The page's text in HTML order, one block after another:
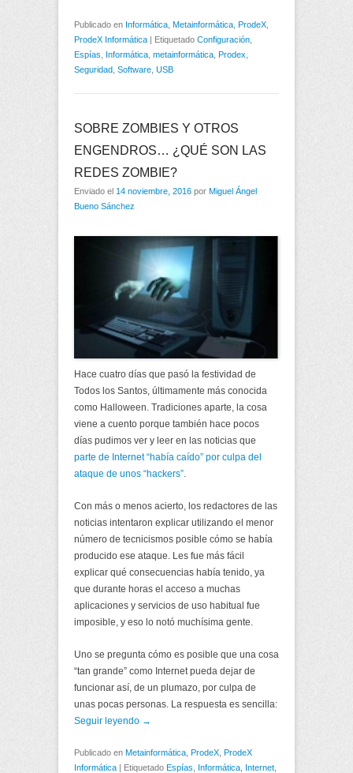
Publicado en Informática Metainformática ProdeX
ProdeX Informática
Etiquetado Configuración
Espías
Informática metainformática Prodex
Seguridad Software USB
SOBRE ZOMBIES Y OTROS
ENGENDROS… ¿QUÉ SON LAS
REDES ZOMBIE?
Enviado el 14 noviembre, 2016 por Miguel Ángel
Bueno Sánchez
Hace cuatro días que pasó la festividad de
Todos los Santos, últimamente más conocida
como Halloween. Tradiciones aparte, la cosa
viene a cuento porque también hace pocos
días pudimos ver y leer en las noticias que
parte de Internet “había caído” por culpa del
ataque de unos “hackers”
Con más o menos acierto, los redactores de las
noticias intentaron explicar utilizando el menor
número de tecnicismos posible cómo se había
producido ese ataque. Les fue más fácil
explicar qué consecuencias había tenido, ya
que durante horas el acceso a muchas
aplicaciones y servicios de uso habitual fue
imposible, y eso lo notó muchísima gente.
Uno se pregunta cómo es posible que una cosa
“tan grande” como Internet pueda dejar de
funcionar así, de un plumazo, por culpa de
unas pocas personas. La respuesta es sencilla:
Seguir leyendo →
Publicado en Metainformática ProdeX ProdeX
Informática | Etiquetado Espías Informática Internet